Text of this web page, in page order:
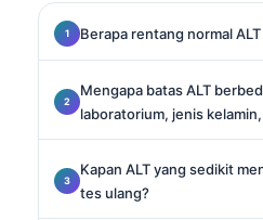
Berapa rentang normal
Mengapa batas ALT
laboratorium, jenis
Kapan ALT yang sedikit
tes ulang?